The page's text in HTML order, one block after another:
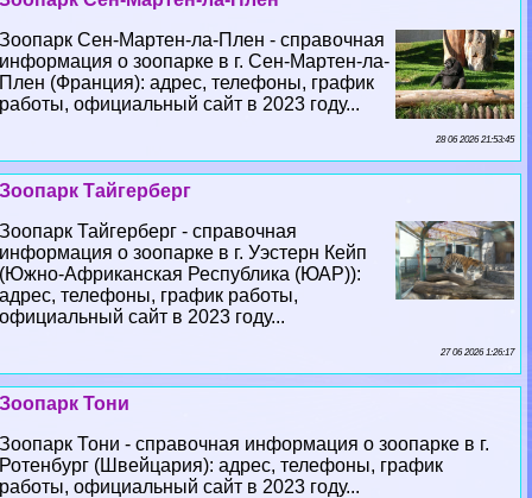
Зоопарк Сен-Мартен-ла-Плен - справочная
информация о зоопарке в г. Сен-Мартен-ла-
Плен (Франция): адрес, телефоны, график
работы, официальный сайт в 2023 году...
28 06 2026 21:53:45
Зоопарк Тайгерберг
Зоопарк Тайгерберг - справочная
информация о зоопарке в г. Уэстерн Кейп
(Южно-Африканская Республика (ЮАР)):
адрес, телефоны, график работы,
официальный сайт в 2023 году...
27 06 2026 1:26:17
Зоопарк Тони
Зоопарк Тони - справочная информация о зоопарке в г.
Ротенбург (Швейцария): адрес, телефоны, график
работы, официальный сайт в 2023 году...